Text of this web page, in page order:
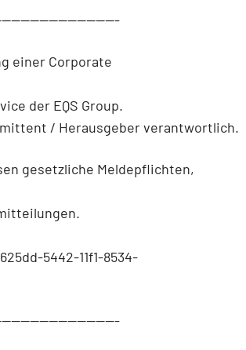
einer Corporate
der EQS Group.
/ Herausgeber verantwortlich.
gesetzliche Meldepflichten,
5442-11f1-8534-